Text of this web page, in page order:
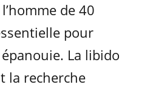
de 40
pour
La libido
la recherche